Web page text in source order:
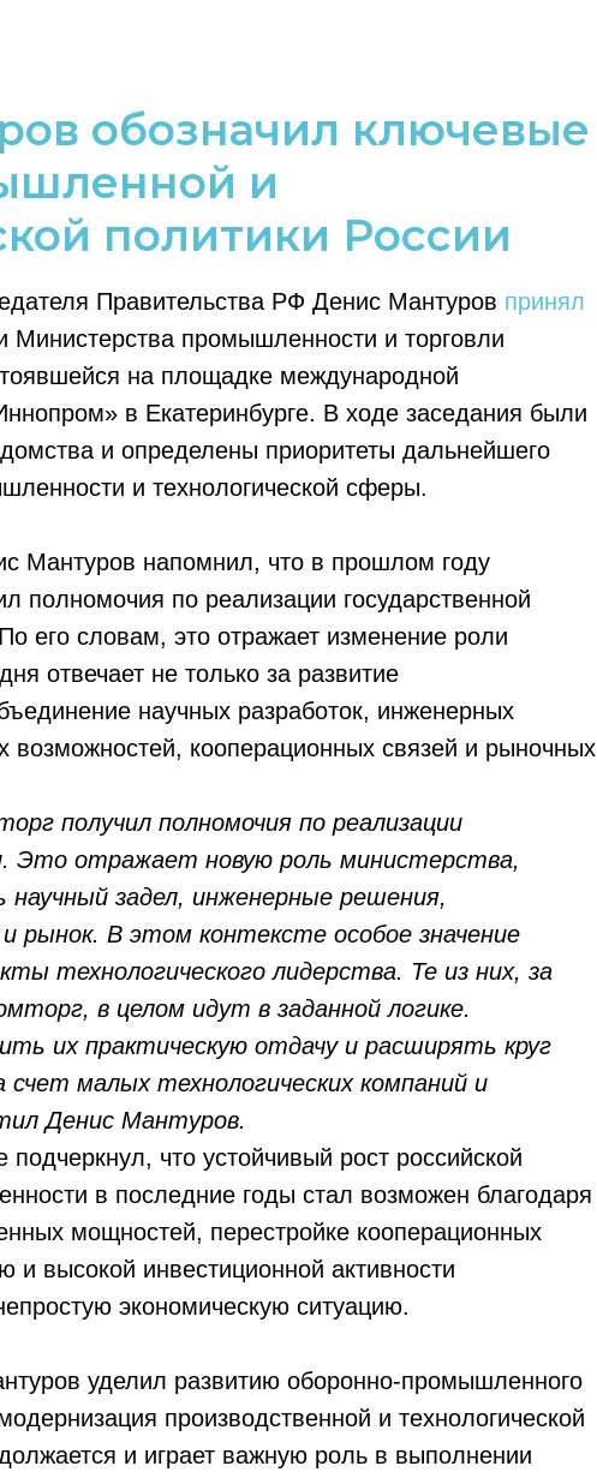
обозначил ключевые
и
политики России
Правительства РФ Денис Мантуров принял
Министерства промышленности и торговли
на площадке международной
в Екатеринбурге. В ходе заседания были
и определены приоритеты дальнейшего
и технологической сферы.
Мантуров напомнил, что в прошлом году
полномочия по реализации государственной
его словам, это отражает изменение роли
отвечает не только за развитие
научных разработок, инженерных
возможностей, кооперационных связей и рыночных
получил полномочия по реализации
Это отражает новую роль министерства,
задел, инженерные решения,
рынок. В этом контексте особое значение
технологического лидерства. Те из них, за
в целом идут в заданной логике.
их практическую отдачу и расширять круг
счет малых технологических компаний и
Денис Мантуров.
что устойчивый рост российской
в последние годы стал возможен благодаря
мощностей, перестройке кооперационных
высокой инвестиционной активности
экономическую ситуацию.
уделил развитию оборонно-промышленного
производственной и технологической
и играет важную роль в выполнении